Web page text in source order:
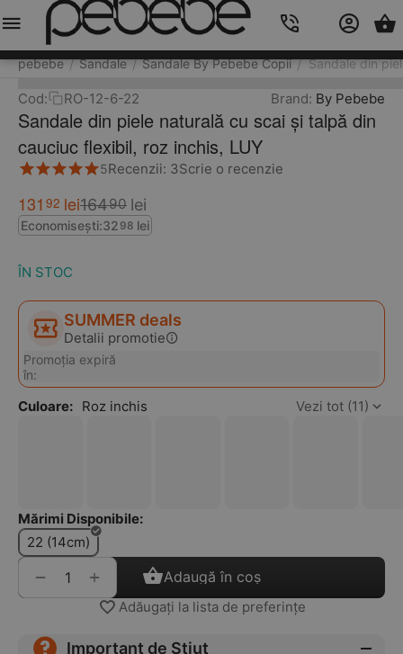
pebebe / Sandale / Sandale By Pebebe Copii / Sandale din
Cod: RO-12-6-22 Brand: By Pebebe
Sandale din piele naturală cu scai și talpă din
cauciuc flexibil, roz inchis, LUY
5Recenzii: 3Scrie o recenzie
131 92 lei16490 lei
Economisești:32 98 lei
ÎN STOC
SUMMER deals
Detalii promotie
Promoția expiră
în:
Culoare: Roz inchis Vezi tot (11)
Mărimi Disponibile:
22 (14cm)
+
− Adaugă în coș
Adăugați la lista de preferințe
Important de Stiut
Meniu Caută Cos